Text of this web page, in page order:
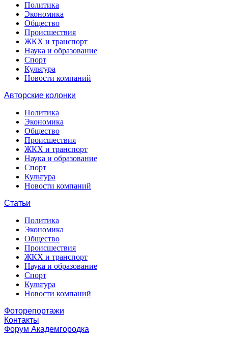
Политика
Экономика
Общество
Происшествия
ЖКХ и транспорт
Наука и образование
Спорт
Культура
Новости компаний
Авторские колонки
Политика
Экономика
Общество
Происшествия
ЖКХ и транспорт
Наука и образование
Спорт
Культура
Новости компаний
Статьи
Политика
Экономика
Общество
Происшествия
ЖКХ и транспорт
Наука и образование
Спорт
Культура
Новости компаний
Фоторепортажи
Контакты
Форум Академгородка